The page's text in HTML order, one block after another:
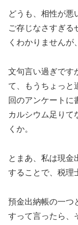
どうも、相性が悪
ご存じなさすぎる
くわかりませんが
文句言い過ぎです
て、もうちょっと
回のアンケートに
カルシウム足りて
くか。
とまあ、私は現金
することで、税理
預金出納帳の一つ
すって言ったら、